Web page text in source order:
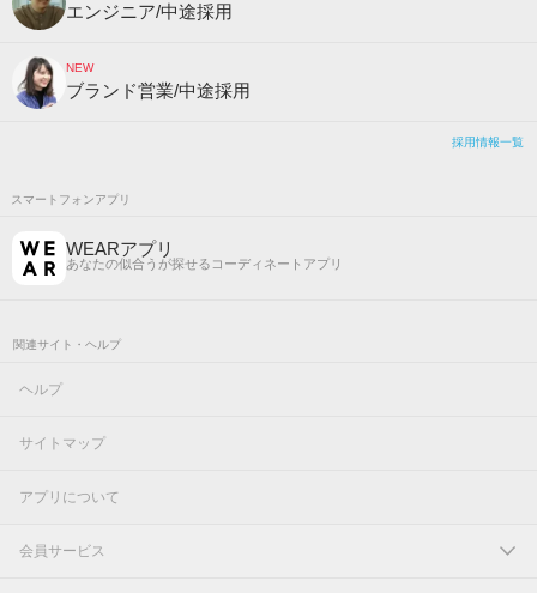
エンジニア/中途採用
NEW
ブランド営業/中途採用
採用情報一覧
スマートフォンアプリ
WEARアプリ
あなたの似合うが探せるコーディネートアプリ
関連サイト・ヘルプ
ヘルプ
サイトマップ
アプリについて
会員サービス